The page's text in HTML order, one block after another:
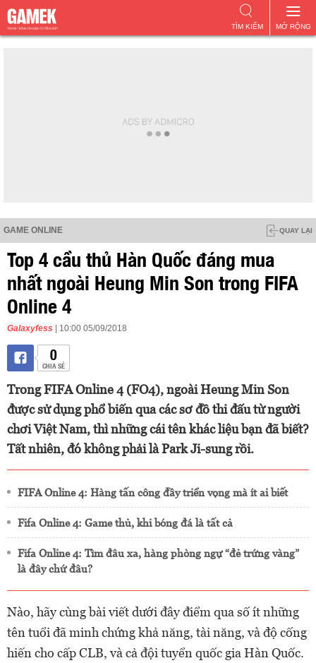
MỞ RỘNG
TÌM KIẾM
GAME ONLINE QUAY LẠI
Top 4 cầu thủ Hàn Quốc đáng mua
nhất ngoài Heung Min Son trong FIFA
Online 4
Galaxyfess | 10:00 05/09/2018
0
CHIA SẺ
Trong FIFA Online 4 (FO4), ngoài Heung Min Son
được sử dụng phổ biến qua các sơ đồ thi đấu từ người
chơi Việt Nam, thì những cái tên khác liệu bạn đã biết?
Tất nhiên, đó không phải là Park Ji-sung rồi.
FIFA Online 4: Hàng tấn công đầy triển vọng mà ít ai biết
Fifa Online 4: Game thủ, khi bóng đá là tất cả
Fifa Online 4: Tìm đâu xa, hàng phòng ngự “đẻ trứng vàng”
là đây chứ đâu?
Nào, hãy cùng bài viết dưới đây điểm qua số ít những
tên tuổi đã minh chứng khả năng, tài năng, và độ cống
hiến cho cấp CLB, và cả đội tuyển quốc gia Hàn Quốc.